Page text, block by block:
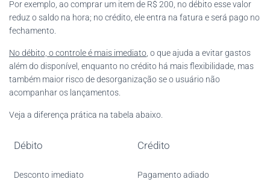
Por exemplo, ao comprar um item de R$ 200, no débito esse valor
reduz o saldo na hora; no crédito, ele entra na fatura e será pago no
fechamento.
No débito, o controle é mais imediato , o que ajuda a evitar gastos
além do disponível, enquanto no crédito há mais flexibilidade, mas
também maior risco de desorganização se o usuário não
acompanhar os lançamentos.
Veja a diferença prática na tabela abaixo.
Débito Crédito
Desconto imediato Pagamento adiado